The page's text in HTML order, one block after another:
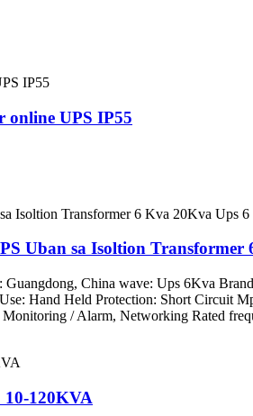
online UPS IP55
Uban sa Isoltion
China wave: Ups 6Kva
Use: Hand Held Protection: Short
/ Alarm, Networking Rated
10-120KVA